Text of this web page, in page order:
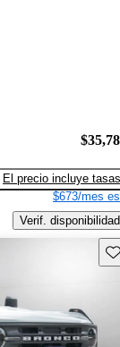
El precio incluye tasas
$673/mes
Verif. disponibilidad